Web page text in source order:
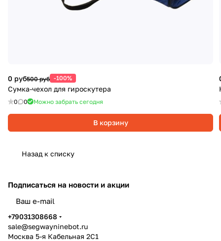
0 руб500 руб -100%
Сумка-чехол для гироскутера
0 0 Можно забрать сегодня
В корзину
Назад к списку
Подписаться на новости и акции
+79031308668
sale@segwayninebot.ru
Москва 5-я Кабельная 2С1